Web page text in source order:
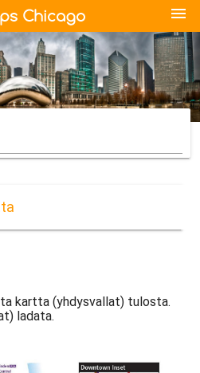
menu
kartta (yhdysvallat) tulosta.
ladata.